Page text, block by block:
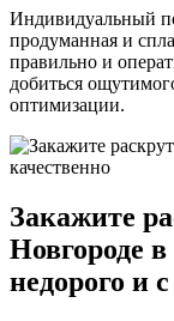
Индивидуальный
продуманная и
правильно и
добиться
оптимизации.
Закажите
Новгороде
недорого и